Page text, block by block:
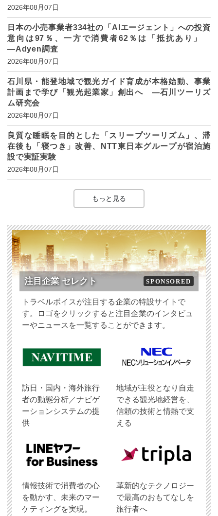
2026年08月07日
日本の小売事業者334社の「AIエージェント」への投資
意向は97％、一方で消費者62％は「抵抗あり」
―Adyen調査
2026年08月07日
石川県・能登地域で観光ガイド育成が本格始動、事業
計画まで学び「観光起業家」創出へ ―石川ツーリズ
ム研究会
2026年08月07日
良質な睡眠を目的とした「スリープツーリズム」、滞
在後も「寝つき」改善、NTT東日本グループが宿泊施
設で実証実験
2026年08月07日
もっと見る
注目企業 セレクト SPONSORED
トラベルボイスが注目する企業の特設サイトで
す。ロゴをクリックすると注目企業のインタビュ
ーやニュースを一覧することができます。
訪日・国内・海外旅行
者の動態分析／ナビゲ
ーションシステムの提
供
地域が主役となり自走
できる観光地経営を、
信頼の技術と情熱で支
える
情報技術で消費者の心
を動かす、未来のマー
ケティングを実現。
革新的なテクノロジー
で最高のおもてなしを
旅行者へ